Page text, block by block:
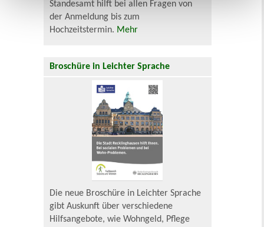
Standesamt hilft bei allen Fragen von
der Anmeldung bis zum
Hochzeitstermin. Mehr
Broschüre in Leichter Sprache
Die neue Broschüre in Leichter Sprache
gibt Auskunft über verschiedene
Hilfsangebote, wie Wohngeld, Pflege